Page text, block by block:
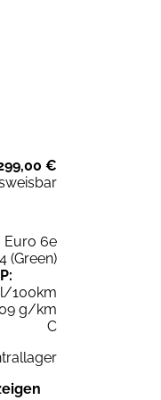
€
Euro 6e
4 (Green)
100km
g/km
C